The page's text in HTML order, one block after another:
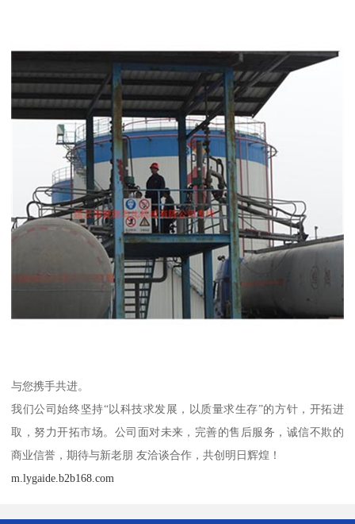
与您携手共进。
我们公司始终坚持“以科技求发展，以质量求生存”的方针，开拓进
取，努力开拓市场。公司面对未来，完善的售后服务，诚信不欺的
商业信誉，期待与新老朋 友洽谈合作，共创明日辉煌！
m.lygaide.b2b168.com